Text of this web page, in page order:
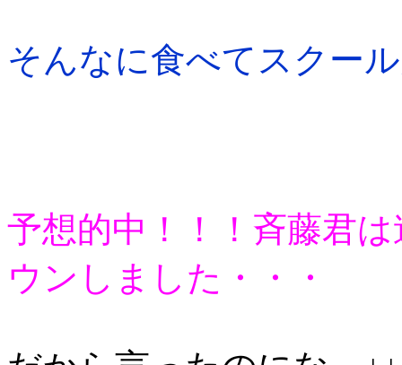
そんなに食べてスクー
予想的中！！！斉藤君
ウンしました・・・